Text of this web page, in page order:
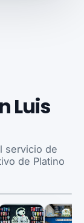
Luis
servicio de
de Platino